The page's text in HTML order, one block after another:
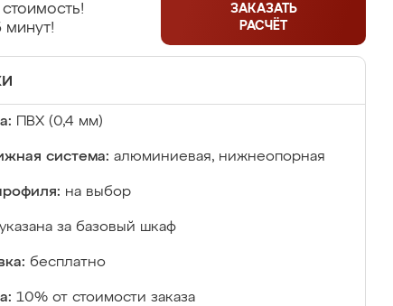
минут!
ЗАКАЗАТЬ
РАСЧЁТ
ПВХ (0,4 мм)
система: алюминиевая, нижнеопорная
на выбор
указана за базовый шкаф
бесплатно
10% от стоимости заказа